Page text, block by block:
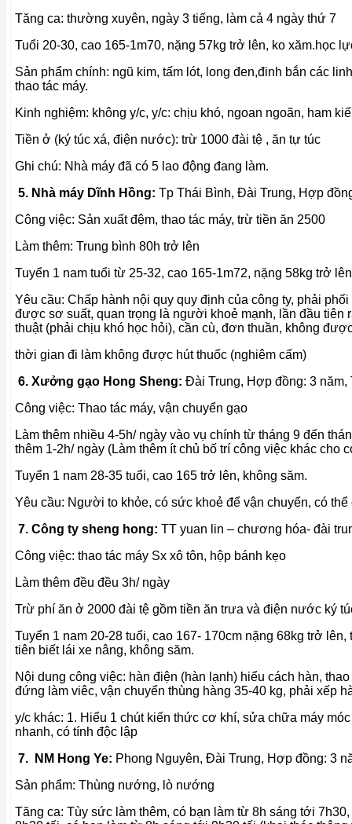
Tăng ca: thường xuyên, ngày 3 tiếng, làm cả 4 ngày thứ 7
Tuổi 20-30, cao 165-1m70, nặng 57kg trở lên, ko xăm.học
Sản phẩm chính: ngũ kim, tấm lót, long đen,đinh bắn các
thao tác máy.
Kinh nghiệm: không y/c, y/c: chịu khó, ngoan ngoãn, ham
Tiền ở (ký túc xá, điện nước): trừ 1000 đài tệ , ăn tự túc
Ghi chú: Nhà máy đã có 5 lao động đang làm.
5. Nhà máy Dĩnh Hồng: Tp Thái Bình, Đài Trung, Hợp
Công việc: Sản xuất đệm, thao tác máy, trừ tiền ăn 2500
Làm thêm: Trung bình 80h trở lên
Tuyển 1 nam tuổi từ 25-32, cao 165-1m72, nặng 58kg trở
Yêu cầu: Chấp hành nội quy quy định của công ty, phải
được sơ suất, quan trọng là người khoẻ mạnh, lần đầu tiên
thuật (phải chịu khó học hỏi), cần cù, đơn thuần, không
thời gian đi làm không được hút thuốc (nghiêm cấm)
6. Xưởng gạo Hong Sheng: Đài Trung, Hợp đồng: 3 năm,
Công việc: Thao tác máy, vận chuyển gạo
Làm thêm nhiều 4-5h/ ngày vào vụ chính từ tháng 9 đến
thêm 1-2h/ ngày (Làm thêm ít chủ bố trí công việc khác cho
Tuyển 1 nam 28-35 tuổi, cao 165 trở lên, không săm.
Yêu cầu: Người to khỏe, có sức khoẻ để vận chuyển, có
7. Công ty sheng hong: TT yuan lin – chương hóa- đài
Công việc: thao tác máy Sx xô tôn, hộp bánh kẹo
Làm thêm đều đều 3h/ ngày
Trừ phí ăn ở 2000 đài tệ gồm tiền ăn trưa và điện nước ký
Tuyển 1 nam 20-28 tuổi, cao 167- 170cm nặng 68kg trở
tiên biết lái xe nâng, không săm.
Nội dung công việc: hàn điện (hàn lạnh) hiểu cách hàn,
đứng làm viêc, vận chuyển thùng hàng 35-40 kg, phải xếp
y/c khác: 1. Hiểu 1 chút kiến thức cơ khí, sửa chữa máy
nhanh, có tính độc lập
7. NM Hong Ye: Phong Nguyên, Đài Trung, Hợp đồng: 3
Sản phẩm: Thùng nướng, lò nướng
Tăng ca: Tùy sức làm thêm, có bạn làm từ 8h sáng tới